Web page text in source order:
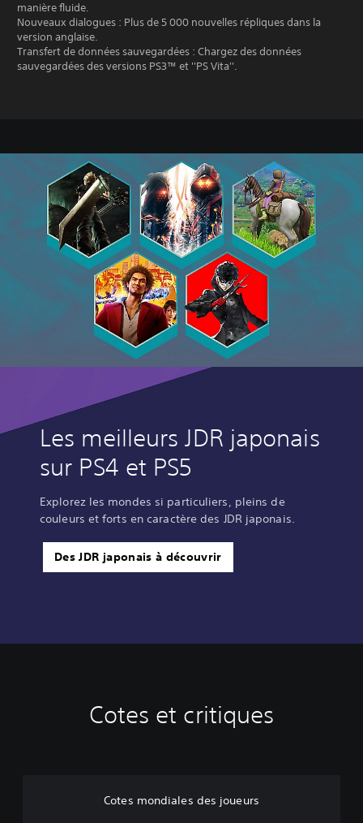
manière fluide.
Nouveaux dialogues : Plus de 5 000 nouvelles répliques dans la
version anglaise.
Transfert de données sauvegardées : Chargez des données
sauvegardées des versions PS3™ et ''PS Vita''.
Les meilleurs JDR japonais
sur PS4 et PS5
Explorez les mondes si particuliers, pleins de
couleurs et forts en caractère des JDR japonais.
Des JDR japonais à découvrir
Cotes et critiques
Cotes mondiales des joueurs